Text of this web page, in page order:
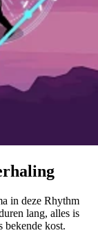
in deze Rhythm
lang, alles is
bekende kost.